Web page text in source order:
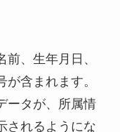
、生年月日、
含まれます。
ータが、所属情
されるようにな